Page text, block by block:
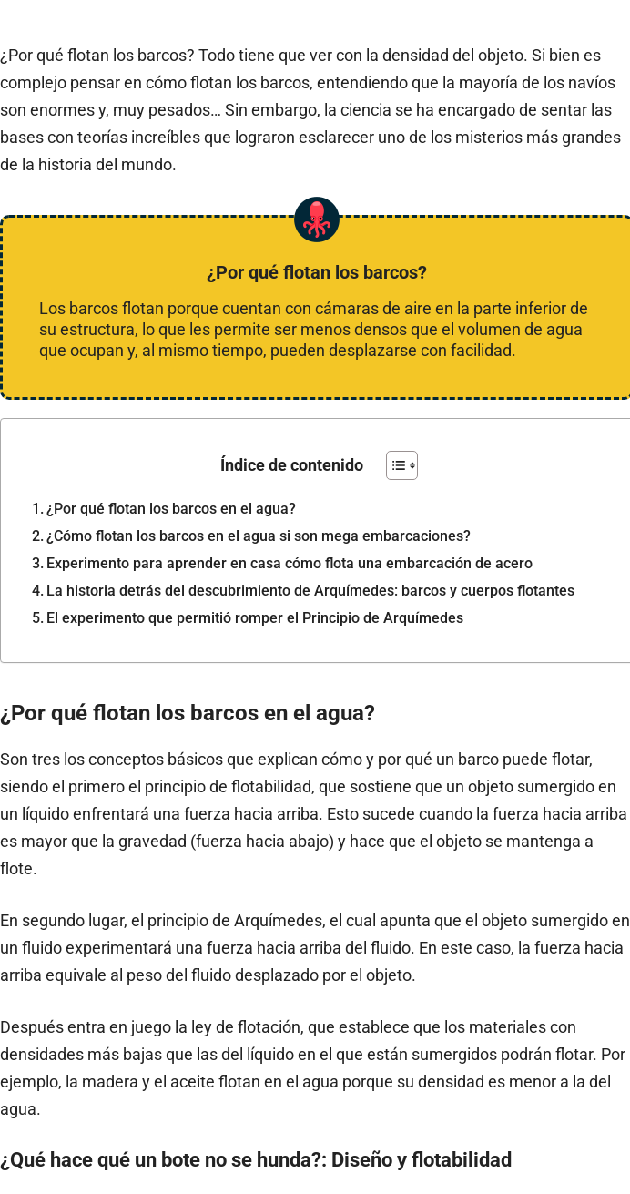
¿Por qué flotan los barcos? Todo tiene que ver con la densidad del objeto. Si bien es
complejo pensar en cómo flotan los barcos, entendiendo que la mayoría de los navíos
son enormes y, muy pesados… Sin embargo, la ciencia se ha encargado de sentar las
bases con teorías increíbles que lograron esclarecer uno de los misterios más grandes
de la historia del mundo.
¿Por qué flotan los barcos?
Los barcos flotan porque cuentan con cámaras de aire en la parte inferior de
su estructura, lo que les permite ser menos densos que el volumen de agua
que ocupan y, al mismo tiempo, pueden desplazarse con facilidad.
Índice de contenido
¿Por qué flotan los barcos en el agua?
¿Cómo flotan los barcos en el agua si son mega embarcaciones?
Experimento para aprender en casa cómo flota una embarcación de acero
La historia detrás del descubrimiento de Arquímedes: barcos y cuerpos flotantes
El experimento que permitió romper el Principio de Arquímedes
¿Por qué flotan los barcos en el agua?
Son tres los conceptos básicos que explican cómo y por qué un barco puede flotar,
siendo el primero el principio de flotabilidad, que sostiene que un objeto sumergido en
un líquido enfrentará una fuerza hacia arriba. Esto sucede cuando la fuerza hacia arriba
es mayor que la gravedad (fuerza hacia abajo) y hace que el objeto se mantenga a
flote.
En segundo lugar, el principio de Arquímedes, el cual apunta que el objeto sumergido en
un fluido experimentará una fuerza hacia arriba del fluido. En este caso, la fuerza hacia
arriba equivale al peso del fluido desplazado por el objeto.
Después entra en juego la ley de flotación, que establece que los materiales con
densidades más bajas que las del líquido en el que están sumergidos podrán flotar. Por
ejemplo, la madera y el aceite flotan en el agua porque su densidad es menor a la del
agua.
¿Qué hace qué un bote no se hunda?: Diseño y flotabilidad